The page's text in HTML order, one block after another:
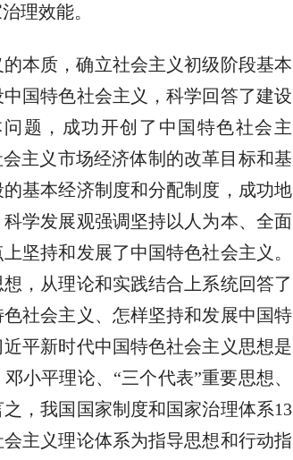
理效能。
本质，确立社会主义初级阶段基本
国特色社会主义，科学回答了建设
题，成功开创了中国特色社会主
主义市场经济体制的改革目标和基
基本经济制度和分配制度，成功地
学发展观强调坚持以人为本、全面
坚持和发展了中国特色社会主义。
，从理论和实践结合上系统回答了
社会主义、怎样坚持和发展中国特
平新时代中国特色社会主义思想是
小平理论、“三个代表”重要思想、
，我国国家制度和国家治理体系13
主义理论体系为指导思想和行动指